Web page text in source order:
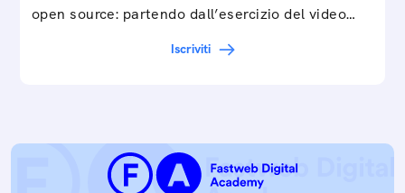
open source: partendo dall’esercizio del video…
Iscriviti